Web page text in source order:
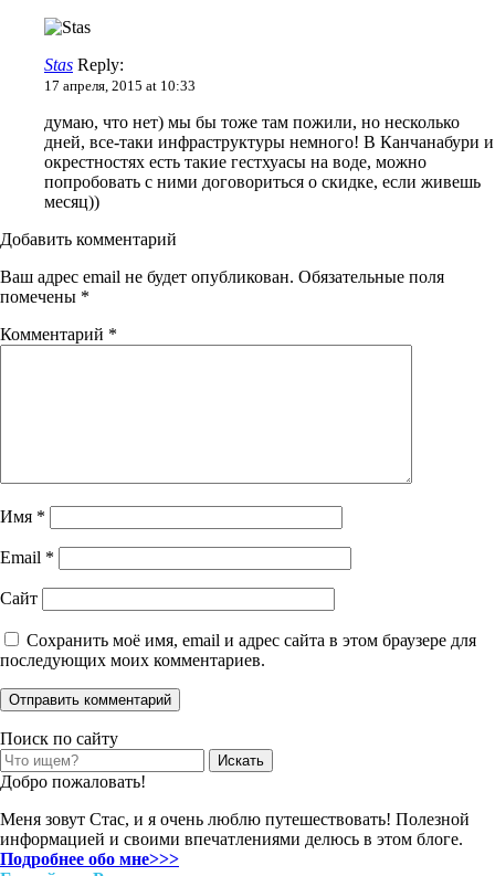
Stas Reply:
17 апреля, 2015 at 10:33
думаю, что нет) мы бы тоже там пожили, но несколько
дней, все-таки инфраструктуры немного! В Канчанабури и
окрестностях есть такие гестхуасы на воде, можно
попробовать с ними договориться о скидке, если живешь
месяц))
Добавить комментарий
Ваш адрес email не будет опубликован. Обязательные поля
помечены *
Комментарий *
Имя *
Email *
Сайт
Сохранить моё имя, email и адрес сайта в этом браузере для
последующих моих комментариев.
Поиск по сайту
Search
for:
Добро пожаловать!
Меня зовут Стас, и я очень люблю путешествовать! Полезной
информацией и своими впечатлениями делюсь в этом блоге.
Подробнее обо мне>>>